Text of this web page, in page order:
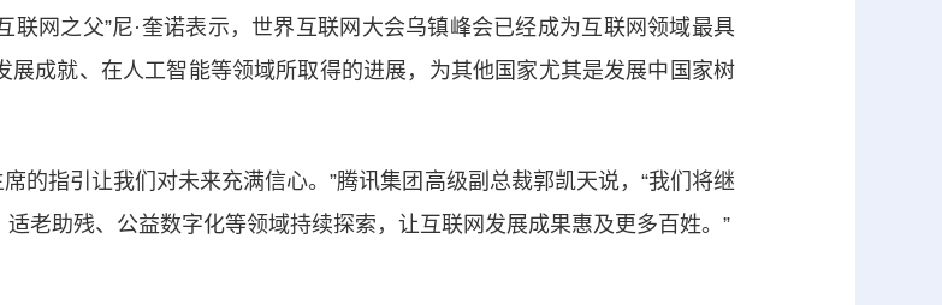
网之父”尼·奎诺表示，世界互联网大会乌镇峰会已经成为互联网领域最具
成就、在人工智能等领域所取得的进展，为其他国家尤其是发展中国家树
指引让我们对未来充满信心。”腾讯集团高级副总裁郭凯天说，“我们将继
老助残、公益数字化等领域持续探索，让互联网发展成果惠及更多百姓。”